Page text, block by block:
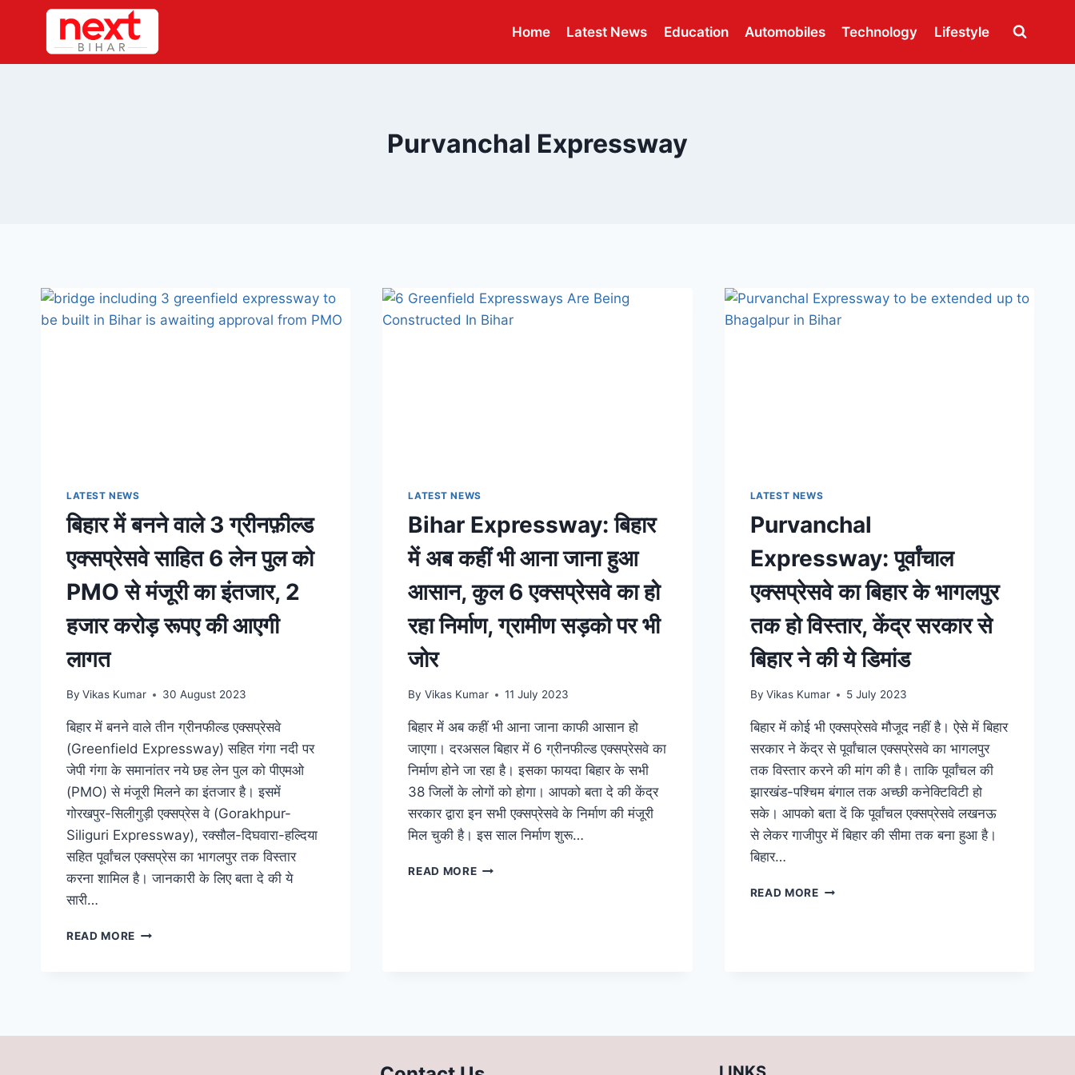
content
Home Latest News Education Automobiles Technology Lifestyle
Purvanchal Expressway
LATEST NEWS
बिहार में बनने वाले 3 ग्रीनफ़ील्ड
एक्सप्रेसवे साहित 6 लेन पुल को
PMO से मंजूरी का इंतजार, 2
हजार करोड़ रूपए की आएगी
लागत
By Vikas Kumar 30 August 2023
बिहार में बनने वाले तीन ग्रीनफील्ड एक्सप्रेसवे
(Greenfield Expressway) सहित गंगा नदी पर
जेपी गंगा के समानांतर नये छह लेन पुल को पीएमओ
(PMO) से मंजूरी मिलने का इंतजार है। इसमें
गोरखपुर-सिलीगुड़ी एक्सप्रेस वे (Gorakhpur-
Siliguri Expressway), रक्सौल-दिघवारा-हल्दिया
सहित पूर्वांचल एक्सप्रेस का भागलपुर तक विस्तार
करना शामिल है। जानकारी के लिए बता दे की ये
सारी…
READ MORE बिहार
एक्सप्रेसवे
LATEST NEWS
Bihar Expressway: बिहार
में अब कहीं भी आना जाना हुआ
आसान, कुल 6 एक्सप्रेसवे का हो
रहा निर्माण, ग्रामीण सड़को पर भी
जोर
By Vikas Kumar 11 July 2023
बिहार में अब कहीं भी आना जाना काफी आसान हो
जाएगा। दरअसल बिहार में 6 ग्रीनफील्ड एक्सप्रेसवे का
निर्माण होने जा रहा है। इसका फायदा बिहार के सभी
38 जिलों के लोगों को होगा। आपको बता दे की केंद्र
सरकार द्वारा इन सभी एक्सप्रेसवे के निर्माण की मंजूरी
मिल चुकी है। इस साल निर्माण शुरू…
READ MOREBIHAR
आसान,
6
LATEST NEWS
Purvanchal
Expressway: पूर्वांचाल
एक्सप्रेसवे का बिहार के भागलपुर
तक हो विस्तार, केंद्र सरकार से
बिहार ने की ये डिमांड
By Vikas Kumar 5 July 2023
बिहार में कोई भी एक्सप्रेसवे मौजूद नहीं है। ऐसे में बिहार
सरकार ने केंद्र से पूर्वांचाल एक्सप्रेसवे का भागलपुर
तक विस्तार करने की मांग की है। ताकि पूर्वांचल की
झारखंड-पश्चिम बंगाल तक अच्छी कनेक्टिविटी हो
सके। आपको बता दें कि पूर्वांचल एक्सप्रेसवे लखनऊ
से लेकर गाजीपुर में बिहार की सीमा तक बना हुआ है।
बिहार…
READ MOREPURVANCHAL
हो